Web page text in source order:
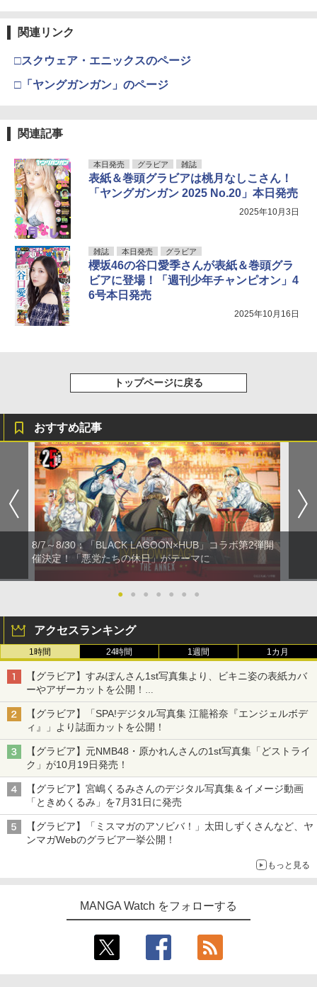
関連リンク
□スクウェア・エニックスのページ
□「ヤングガンガン」のページ
関連記事
本日発売 グラビア 雑誌
表紙＆巻頭グラビアは桃月なしこさん！
「ヤングガンガン 2025 No.20」本日発売
2025年10月3日
雑誌 本日発売 グラビア
櫻坂46の谷口愛季さんが表紙＆巻頭グラ
ビアに登場！「週刊少年チャンピオン」4
6号本日発売
2025年10月16日
トップページに戻る
おすすめ記事
8/7～8/30：「BLACK LAGOON×HUB」コラボ第2弾開
催決定！「悪党たちの休日」がテーマに
● ● ● ● ● ● ●
アクセスランキング
1時間 24時間 1週間 1カ月
【グラビア】すみぽんさん1st写真集より、ビキニ姿の表紙カバ
ーやアザーカットを公開！
タイトルは「offcourt（オフコート）」に決定
【グラビア】「SPA!デジタル写真集 江籠裕奈『エンジェルボデ
ィ』」より誌面カットを公開！
【グラビア】元NMB48・原かれんさんの1st写真集「どストライ
ク」が10月19日発売！
【グラビア】宮嶋くるみさんのデジタル写真集＆イメージ動画
「ときめくるみ」を7月31日に発売
【グラビア】「ミスマガのアソビバ！」太田しずくさんなど、ヤ
ンマガWebのグラビア一挙公開！
もっと見る
MANGA Watch をフォローする